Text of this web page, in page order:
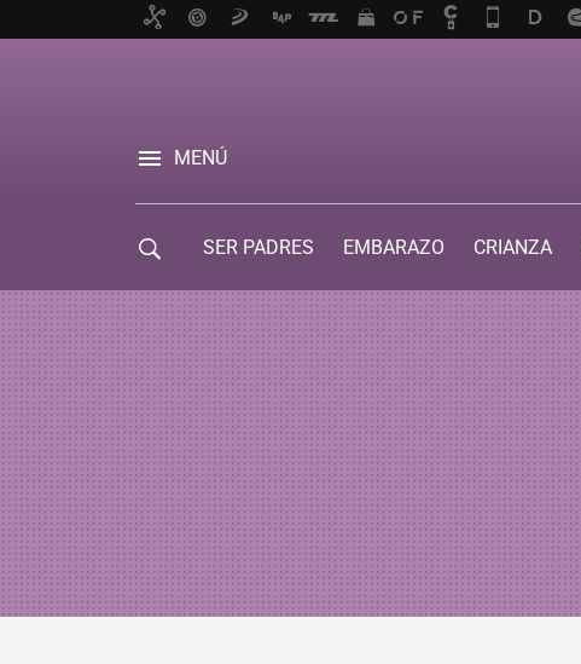
MENÚ
SER PADRES EMBARAZO CRIANZA